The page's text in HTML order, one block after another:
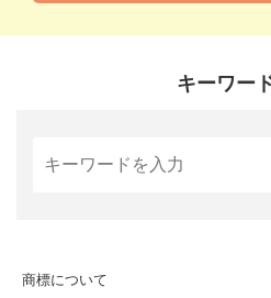
キーワー
商標について